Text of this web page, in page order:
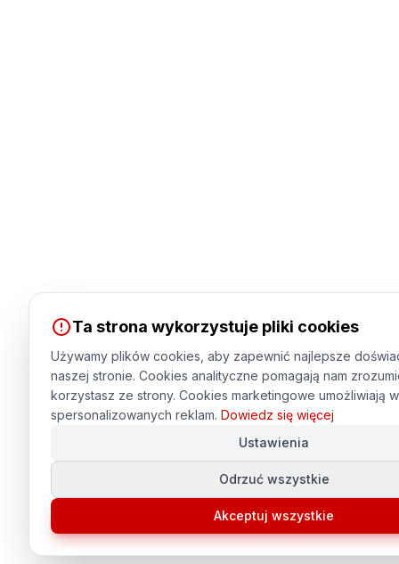
Ta strona wykorzystuje pliki cookies
Używamy plików cookies, aby zapewnić najlepsze
naszej stronie. Cookies analityczne pomagają nam
korzystasz ze strony. Cookies marketingowe umożliwiają
spersonalizowanych reklam. Dowiedz się więcej
Ustawienia
Odrzuć wszystkie
Akceptuj wszystkie